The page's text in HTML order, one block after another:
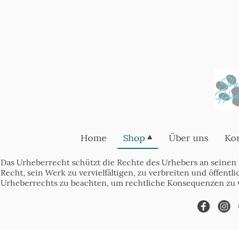
Home Shop Über uns
Das Urheberrecht schützt die Rechte des Urhebers an
Recht, sein Werk zu vervielfältigen, zu verbreiten und
Urheberrechts zu beachten, um rechtliche Konsequenzen zu